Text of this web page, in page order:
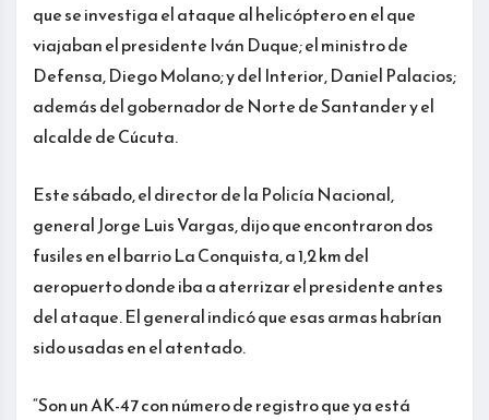
que se investiga el ataque al helicóptero en el que
viajaban el presidente Iván Duque; el ministro de
Defensa, Diego Molano; y del Interior, Daniel Palacios;
además del gobernador de Norte de Santander y el
alcalde de Cúcuta.
Este sábado, el director de la Policía Nacional,
general Jorge Luis Vargas, dijo que encontraron dos
fusiles en el barrio La Conquista, a 1,2 km del
aeropuerto donde iba a aterrizar el presidente antes
del ataque. El general indicó que esas armas habrían
sido usadas en el atentado.
“Son un AK-47 con número de registro que ya está